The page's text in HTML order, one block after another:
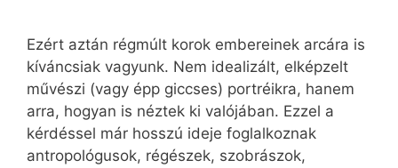
Ezért aztán régmúlt korok embereinek arcára is
kíváncsiak vagyunk. Nem idealizált, elképzelt
művészi (vagy épp giccses) portréikra, hanem
arra, hogyan is néztek ki valójában. Ezzel a
kérdéssel már hosszú ideje foglalkoznak
antropológusok, régészek, szobrászok,